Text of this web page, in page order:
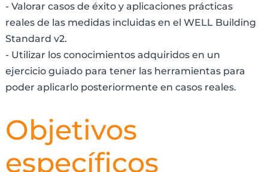
- Valorar casos de éxito y aplicaciones prácticas
reales de las medidas incluidas en el WELL Building
Standard v2.
- Utilizar los conocimientos adquiridos en un
ejercicio guiado para tener las herramientas para
poder aplicarlo posteriormente en casos reales.
Objetivos
específicos